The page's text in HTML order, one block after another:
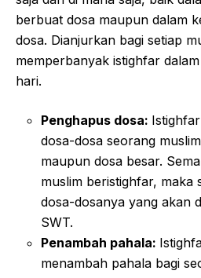
berbuat dosa maupun dalam
dosa. Dianjurkan bagi setiap
memperbanyak istighfar
hari.
Penghapus dosa:
dosa-dosa seorang
maupun dosa besar.
muslim beristighfar, maka
dosa-dosanya yang akan
SWT.
Penambah pahala:
menambah pahala bagi